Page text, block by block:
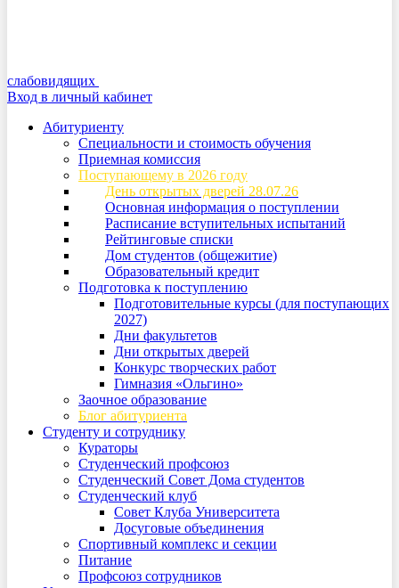
слабовидящих
Вход в личный кабинет
Абитуриенту
Специальности и стоимость обучения
Приемная комиссия
Поступающему в 2026 году
День открытых дверей 28.07.26
Основная информация о поступлении
Расписание вступительных испытаний
Рейтинговые списки
Дом студентов (общежитие)
Образовательный кредит
Подготовка к поступлению
Подготовительные курсы (для поступающих
2027)
Дни факультетов
Дни открытых дверей
Конкурс творческих работ
Гимназия «Ольгино»
Заочное образование
Блог абитуриента
Студенту и сотруднику
Кураторы
Студенческий профсоюз
Студенческий Совет Дома студентов
Студенческий клуб
Совет Клуба Университета
Досуговые объединения
Спортивный комплекс и секции
Питание
Профсоюз сотрудников